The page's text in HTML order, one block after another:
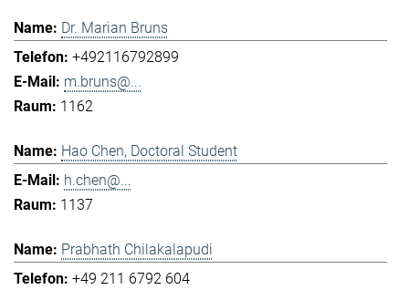
Dr. Marian Bruns
+492116792899
m.bruns@...
1162
Hao Chen, Doctoral Student
h.chen@...
1137
Prabhath Chilakalapudi
+49 211 6792 604